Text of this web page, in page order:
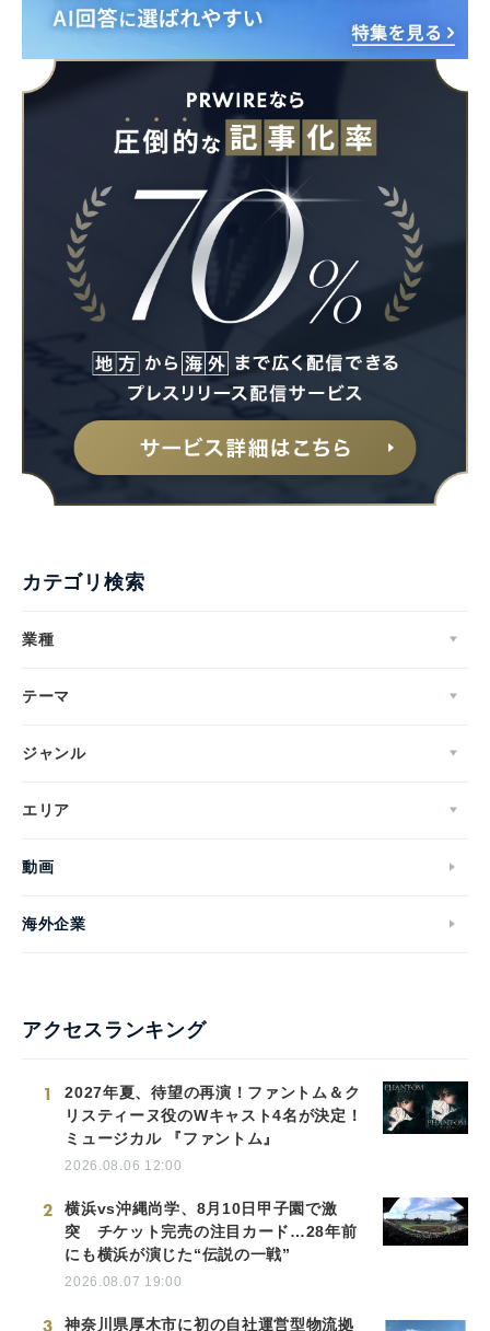
カテゴリ検索
業種
テーマ
ジャンル
エリア
動画
海外企業
アクセスランキング
1
2027年夏、待望の再演！ファントム＆ク
リスティーヌ役のWキャスト4名が決定！
ミュージカル 『ファントム』
2026.08.06 12:00
2
横浜vs沖縄尚学、8月10日甲子園で激
突 チケット完売の注目カード…28年前
にも横浜が演じた“伝説の一戦”
2026.08.07 19:00
3 神奈川県厚木市に初の自社運営型物流拠